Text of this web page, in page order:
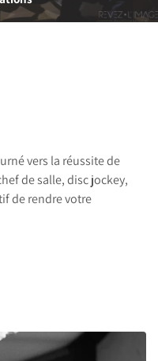
vers la réussite de
de salle, disc jockey,
de rendre votre